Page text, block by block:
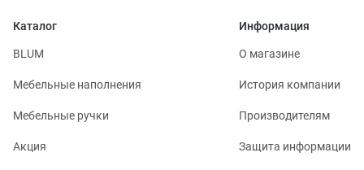
Каталог
BLUM
Мебельные наполнения
Мебельные ручки
Акция
Информация
О магазине
История компании
Производителям
Защита информации